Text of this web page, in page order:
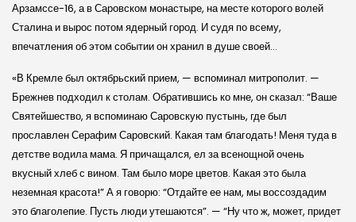
Арзамссе-16, а в Саровском монастыре, на месте которого волей
Сталина и вырос потом ядерный город. И судя по всему,
впечатления об этом событии он хранил в душе своей…
«В Кремле был октябрьский прием, — вспоминал митрополит. —
Брежнев подходил к столам. Обратившись ко мне, он сказал: “Ваше
Святейшество, я вспоминаю Саровскую пустынь, где был
прославлен Серафим Саровский. Какая там благодать! Меня туда в
детстве водила мама. Я причащался, ел за всенощной очень
вкусный хлеб с вином. Там было море цветов. Какая это была
неземная красота!” А я говорю: “Отдайте ее нам, мы воссоздадим
это благолепие. Пусть люди утешаются”. — “Ну что ж, может, придет